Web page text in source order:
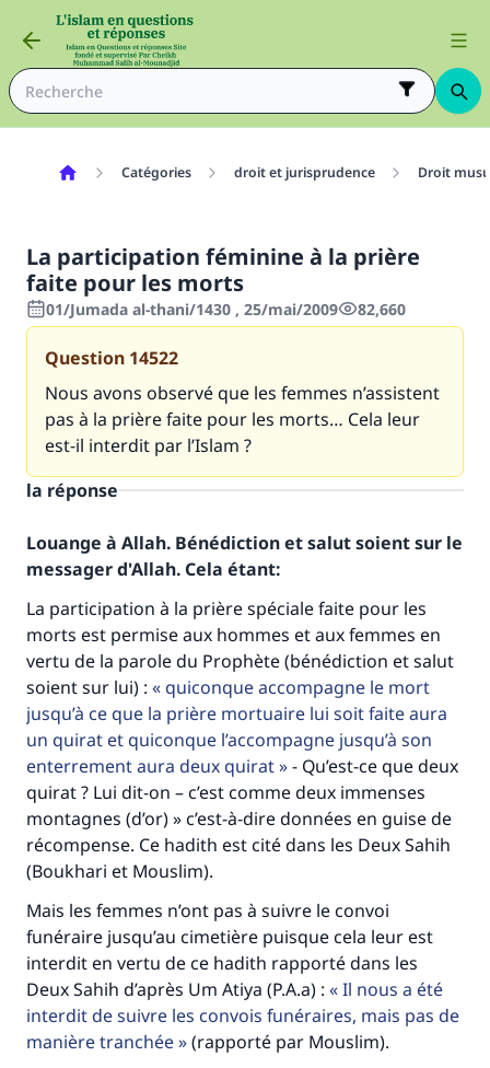
Catégories droit et jurisprudence Droit
La participation féminine à la prière
faite pour les morts
01/Jumada al-thani/1430 , 25/mai/2009 82,660
Question 14522
Nous avons observé que les femmes n’assistent
pas à la prière faite pour les morts… Cela leur
est-il interdit par l’Islam ?
la réponse
Louange à Allah. Bénédiction et salut soient sur le
messager d'Allah. Cela étant:
La participation à la prière spéciale faite pour les
morts est permise aux hommes et aux femmes en
vertu de la parole du Prophète (bénédiction et salut
soient sur lui) :
quiconque accompagne le mort
jusqu’à ce que la prière mortuaire lui soit faite aura
un quirat et quiconque l’accompagne jusqu’à son
enterrement aura deux quirat
- Qu’est-ce que deux
quirat ? Lui dit-on – c’est comme deux immenses
montagnes (d’or) » c’est-à-dire données en guise de
récompense. Ce hadith est cité dans les Deux Sahih
(Boukhari et Mouslim).
Mais les femmes n’ont pas à suivre le convoi
funéraire jusqu’au cimetière puisque cela leur est
interdit en vertu de ce hadith rapporté dans les
Deux Sahih d’après Um Atiya (P.A.a) :
Il nous a été
interdit de suivre les convois funéraires, mais pas de
manière tranchée
(rapporté par Mouslim).